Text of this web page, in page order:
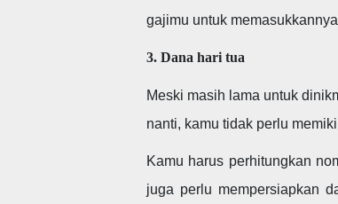
gajimu untuk
3. Dana hari tua
Meski masih lama untuk
nanti, kamu tidak perlu
Kamu harus perhitungkan
juga perlu mempersiapkan